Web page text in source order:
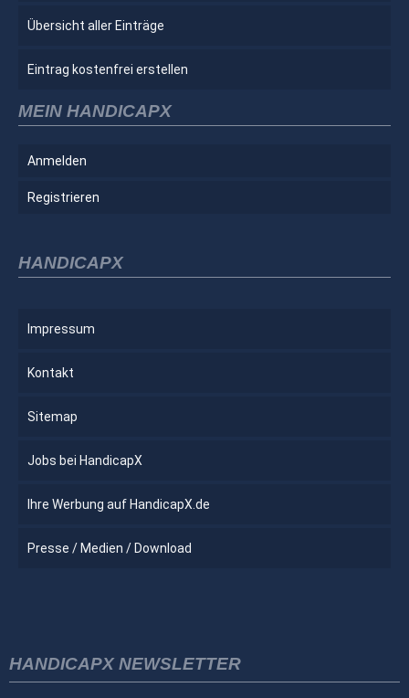
Übersicht aller Einträge
Eintrag kostenfrei erstellen
MEIN HANDICAPX
Anmelden
Registrieren
HANDICAPX
Impressum
Kontakt
Sitemap
Jobs bei HandicapX
Ihre Werbung auf HandicapX.de
Presse / Medien / Download
HANDICAPX NEWSLETTER